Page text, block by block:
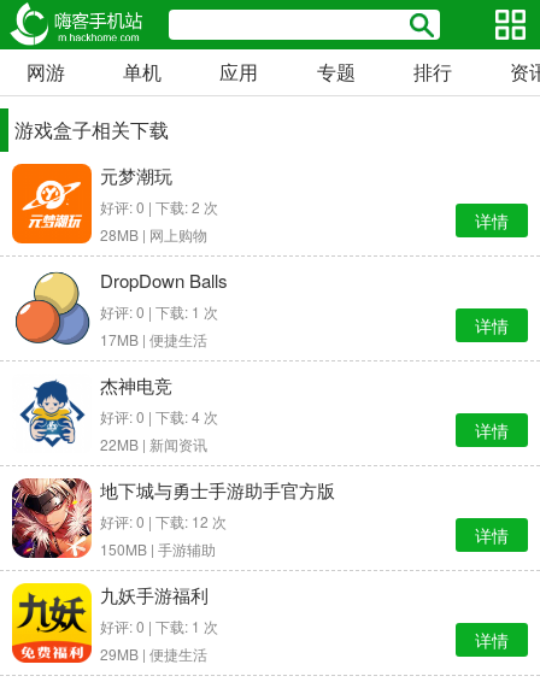
网游 单机 应用 专题 排行 资
游戏盒子相关下载
元梦潮玩
好评: 0 | 下载: 2 次
28MB | 网上购物
详情
DropDown Balls
好评: 0 | 下载: 1 次
17MB | 便捷生活
详情
杰神电竞
好评: 0 | 下载: 4 次
22MB | 新闻资讯
详情
地下城与勇士手游助手官方版
好评: 0 | 下载: 12 次
150MB | 手游辅助
详情
九妖手游福利
好评: 0 | 下载: 1 次
29MB | 便捷生活
详情